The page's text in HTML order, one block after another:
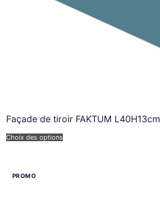
Façade de tiroir FAKTUM L40H13cm
Choix des options